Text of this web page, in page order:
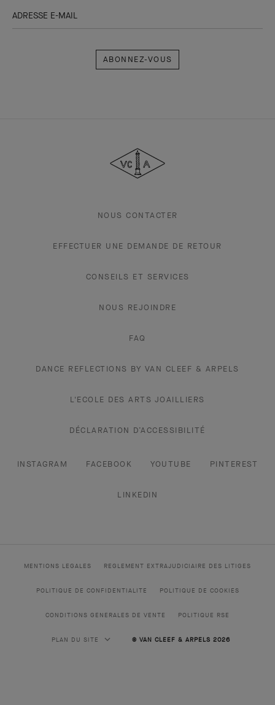
ADRESSE E-MAIL
vous
&
Arpels
NOUS CONTACTER
EFFECTUER UNE DEMANDE DE RETOUR
CONSEILS ET SERVICES
NOUS REJOINDRE
FAQ
DANCE REFLECTIONS BY VAN CLEEF & ARPELS
L'ECOLE DES ARTS JOAILLIERS
DÉCLARATION D’ACCESSIBILITÉ
INSTAGRAM FACEBOOK YOUTUBE PINTEREST
LINKEDIN
MENTIONS LEGALES REGLEMENT EXTRAJUDICIAIRE DES LITIGES
POLITIQUE DE CONFIDENTIALITE POLITIQUE DE COOKIES
CONDITIONS GENERALES DE VENTE POLITIQUE RSE
PLAN DU SITE © VAN CLEEF & ARPELS 2026